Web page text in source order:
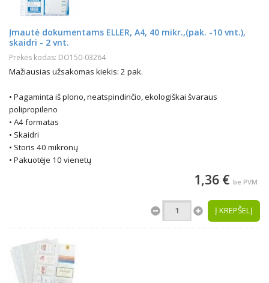
Įmautė dokumentams ELLER, A4, 40 mikr.,(pak. -10 vnt.),
skaidri - 2 vnt.
Prekės kodas: DO150-03264
Mažiausias užsakomas kiekis: 2 pak.
• Pagaminta iš plono, neatspindinčio, ekologiškai švaraus
polipropileno
• A4 formatas
• Skaidri
• Storis 40 mikronų
• Pakuotėje 10 vienetų
1,36 € be PVM
Į KREPŠELĮ